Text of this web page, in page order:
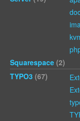
Squarespace (2)
TYPO3 (67)